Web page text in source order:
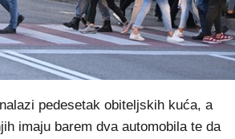
pedesetak obiteljskih kuća, a
imaju barem dva automobila te da